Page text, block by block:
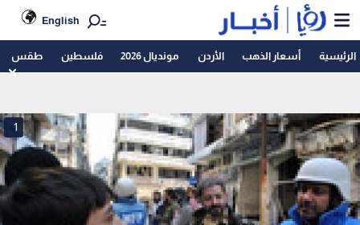
English
الرئيسية أسعار الذهب الأردن مونديال 2026 فلسطين طقس
1